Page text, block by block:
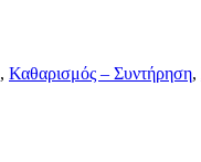
, Καθαρισμός – Συντήρηση,